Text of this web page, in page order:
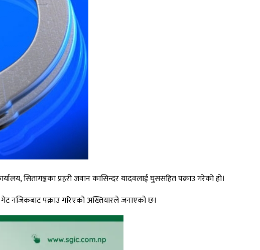
सितागञ्जका प्रहरी जवान कासिन्दर यादवलाई घुससहित पक्राउ गरेको हो।
नजिकबाट पक्राउ गरिएको अख्तियारले जनाएको छ।